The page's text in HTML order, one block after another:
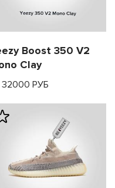
Boost 350 V2
Clay
32000 РУБ